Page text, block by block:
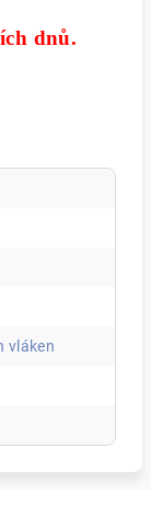
dnů.
vláken